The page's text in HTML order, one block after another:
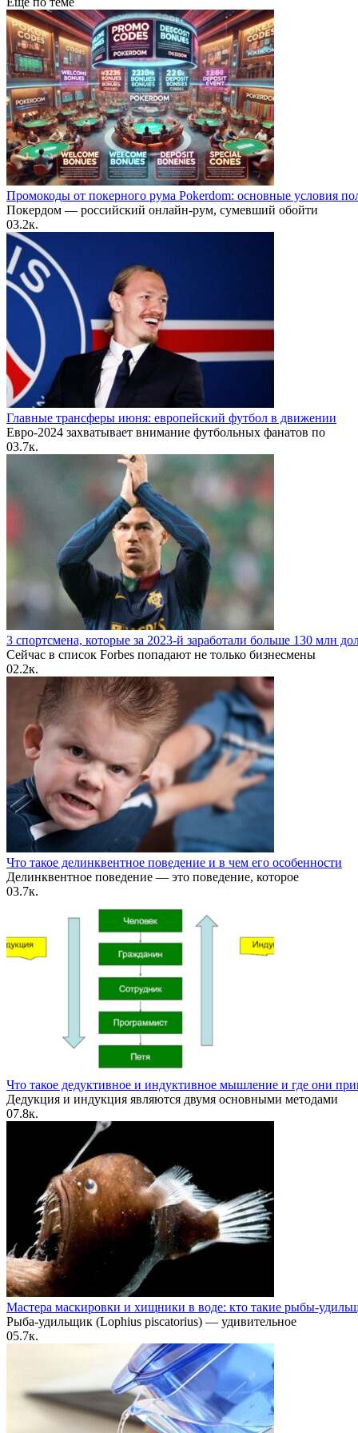
Промокоды от покерного рума Pokerdom: основные условия
Покердом — российский онлайн-рум, сумевший обойти
03.2к.
Главные трансферы июня: европейский футбол в движении
Евро-2024 захватывает внимание футбольных фанатов по
03.7к.
3 спортсмена, которые за 2023-й заработали больше 130 млн
Сейчас в список Forbes попадают не только бизнесмены
02.2к.
Что такое делинквентное поведение и в чем его особенности
Делинквентное поведение — это поведение, которое
03.7к.
Что такое дедуктивное и индуктивное мышление и где они
Дедукция и индукция являются двумя основными методами
07.8к.
Мастера маскировки и хищники в воде: кто такие рыбы-
Рыба-удильщик (Lophius piscatorius) — удивительное
05.7к.